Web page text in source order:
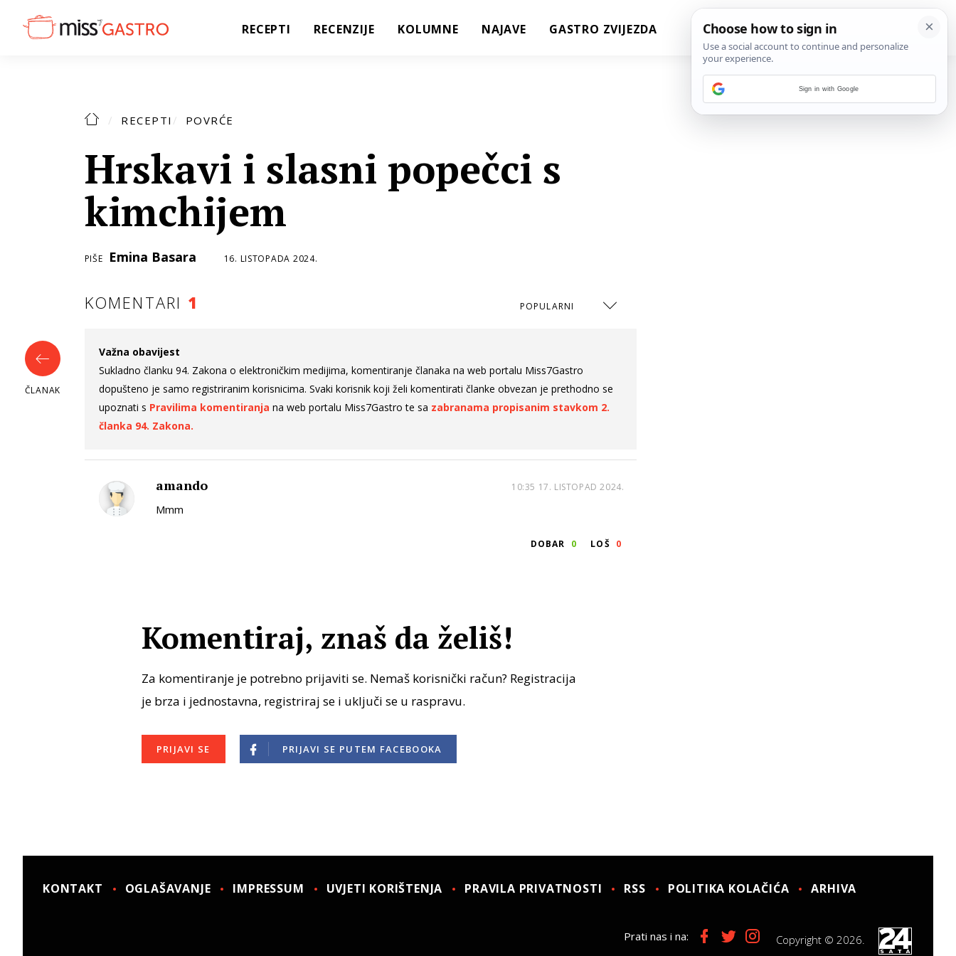
RECEPTI RECENZIJE KOLUMNE NAJAVE GASTRO ZVIJEZDA
RECEPTI POVRĆE
Hrskavi i slasni popečci s
kimchijem
PIŠE Emina Basara 16. LISTOPADA 2024.
ČLANAK
KOMENTARI 1 POPULARNI
Važna obavijest
Sukladno članku 94. Zakona o elektroničkim medijima, komentiranje članaka na web portalu Miss7Gastro
dopušteno je samo registriranim korisnicima. Svaki korisnik koji želi komentirati članke obvezan je prethodno se
upoznati s Pravilima komentiranja na web portalu Miss7Gastro te sa zabranama propisanim stavkom 2.
članka 94. Zakona.
amando 10:35 17. LISTOPAD 2024.
Mmm
DOBAR 0 LOŠ 0
Komentiraj, znaš da želiš!
Za komentiranje je potrebno prijaviti se. Nemaš korisnički račun? Registracija
je brza i jednostavna, registriraj se i uključi se u raspravu.
PRIJAVI SE PRIJAVI SE PUTEM FACEBOOKA
KONTAKT OGLAŠAVANJE IMPRESSUM UVJETI KORIŠTENJA PRAVILA PRIVATNOSTI RSS POLITIKA KOLAČIĆA ARHIVA
Prati nas i na: Copyright © 2026.
Sign in with Google